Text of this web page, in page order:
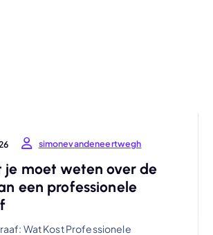
simonevandeneertwegh
je moet weten over de
een professionele
Wat Kost Professionele